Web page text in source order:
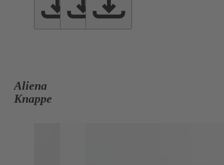
Aliena
Knappe